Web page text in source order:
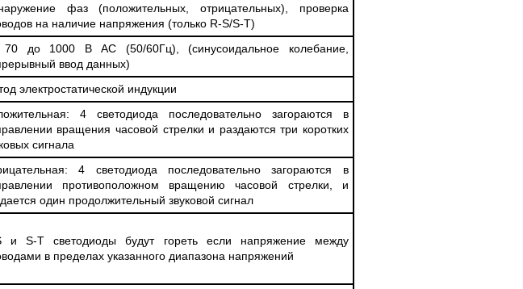
фаз (положительных, отрицательных), проверка
на наличие напряжения (только R-S/S-T)
до 1000 В AC (50/60Гц), (синусоидальное колебание,
ввод данных)
электростатической индукции
4 светодиода последовательно загораются в
вращения часовой стрелки и раздаются три коротких
сигнала
4 светодиода последовательно загораются в
противоположном вращению часовой стрелки, и
один продолжительный звуковой сигнал
и S-T светодиоды будут гореть если напряжение между
в пределах указанного диапазона напряжений